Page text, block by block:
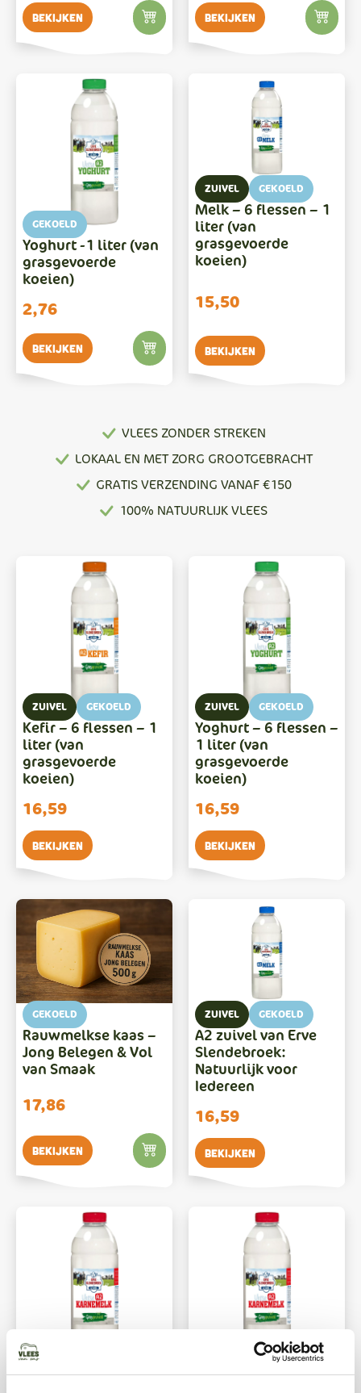
Bekijken Bekijken
GEKOELD
Yoghurt -1 liter (van
grasgevoerde
koeien)
2,76
Bekijken
ZUIVEL GEKOELD
Melk – 6 flessen – 1
liter (van
grasgevoerde
koeien)
15,50
Bekijken
VLEES ZONDER STREKEN
LOKAAL EN MET ZORG GROOTGEBRACHT
GRATIS VERZENDING VANAF €150
100% NATUURLIJK VLEES
ZUIVEL GEKOELD
Kefir – 6 flessen – 1
liter (van
grasgevoerde
koeien)
16,59
Bekijken
ZUIVEL GEKOELD
Yoghurt – 6 flessen –
1 liter (van
grasgevoerde
koeien)
16,59
Bekijken
GEKOELD
Rauwmelkse kaas –
Jong Belegen & Vol
van Smaak
17,86
Bekijken
ZUIVEL GEKOELD
A2 zuivel van Erve
Slendebroek:
Natuurlijk voor
Iedereen
16,59
Bekijken
ZUIVEL
Karnemelk – 1 liter
GEKOELD
Karnemelk – 6